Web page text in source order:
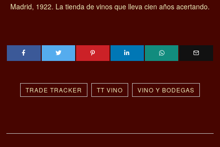
Madrid, 1922. La tienda de vinos que lleva cien años acertando.
TRADE TRACKER TT VINO VINO Y BODEGAS